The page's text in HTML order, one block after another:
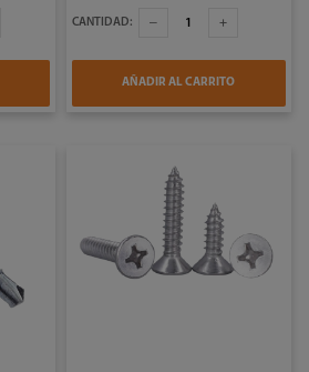
CANTIDAD:
AÑADIR AL CARRITO